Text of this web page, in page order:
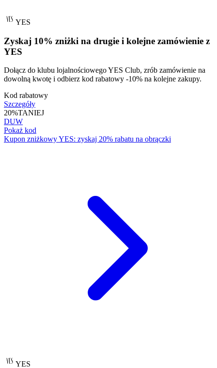
YES
Zyskaj 10% zniżki na drugie i kolejne zamówienie z
YES
Dołącz do klubu lojalnościowego YES Club, zrób zamówienie na
dowolną kwotę i odbierz kod rabatowy -10% na kolejne zakupy.
Kod rabatowy
Szczegóły
20%TANIEJ
DUW
Pokaż kod
Kupon zniżkowy YES: zyskaj 20% rabatu na obrączki
YES